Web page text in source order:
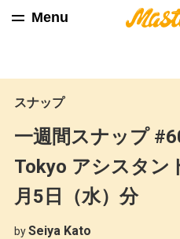
Menu
スナップ
一週間スナップ
Tokyo アシスタン
月5日（水）分
bySeiya Kato